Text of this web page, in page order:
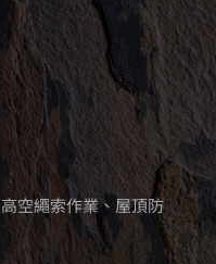
空繩索作業、屋頂防